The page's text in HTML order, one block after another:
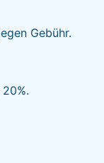
Gebühr.